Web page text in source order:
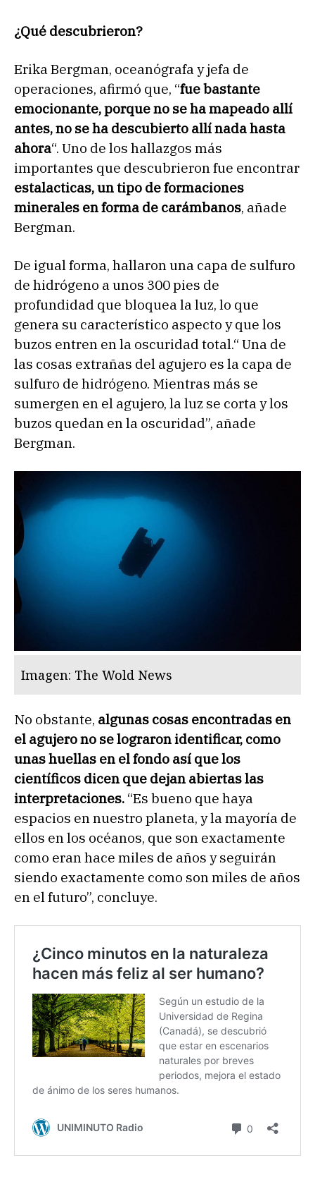
¿Qué descubrieron?
Erika Bergman, oceanógrafa y jefa de
operaciones, afirmó que, “fue bastante
emocionante, porque no se ha mapeado allí
antes, no se ha descubierto allí nada hasta
ahora“. Uno de los hallazgos más
importantes que descubrieron fue encontrar
estalacticas, un tipo de formaciones
minerales en forma de carámbanos, añade
Bergman.
De igual forma, hallaron una capa de sulfuro
de hidrógeno a unos 300 pies de
profundidad que bloquea la luz, lo que
genera su característico aspecto y que los
buzos entren en la oscuridad total.“ Una de
las cosas extrañas del agujero es la capa de
sulfuro de hidrógeno. Mientras más se
sumergen en el agujero, la luz se corta y los
buzos quedan en la oscuridad”, añade
Bergman.
Imagen: The Wold News
No obstante, algunas cosas encontradas en
el agujero no se lograron identificar, como
unas huellas en el fondo así que los
científicos dicen que dejan abiertas las
interpretaciones. “Es bueno que haya
espacios en nuestro planeta, y la mayoría de
ellos en los océanos, que son exactamente
como eran hace miles de años y seguirán
siendo exactamente como son miles de años
en el futuro”, concluye.